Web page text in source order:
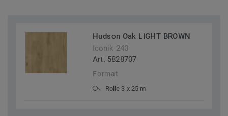
Hudson Oak LIGHT BROWN
Iconik 240
Art. 5828707
Format
Rolle 3 x 25 m